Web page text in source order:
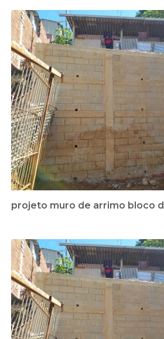
projeto muro de arrimo bloco